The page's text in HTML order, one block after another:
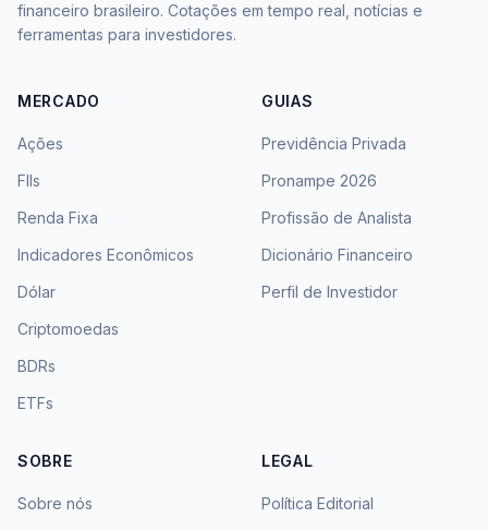
financeiro brasileiro. Cotações em tempo real, notícias e
ferramentas para investidores.
MERCADO
Ações
FIIs
Renda Fixa
Indicadores Econômicos
Dólar
Criptomoedas
BDRs
ETFs
GUIAS
Previdência Privada
Pronampe 2026
Profissão de Analista
Dicionário Financeiro
Perfil de Investidor
SOBRE
Sobre nós
LEGAL
Política Editorial